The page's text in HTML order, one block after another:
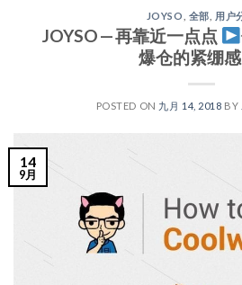
JOYSO 全部 用户
JOYSO — 再靠近一点点
爆仓的紧绷感
POSTED ON 九月 14, 2018 BY
14
9月